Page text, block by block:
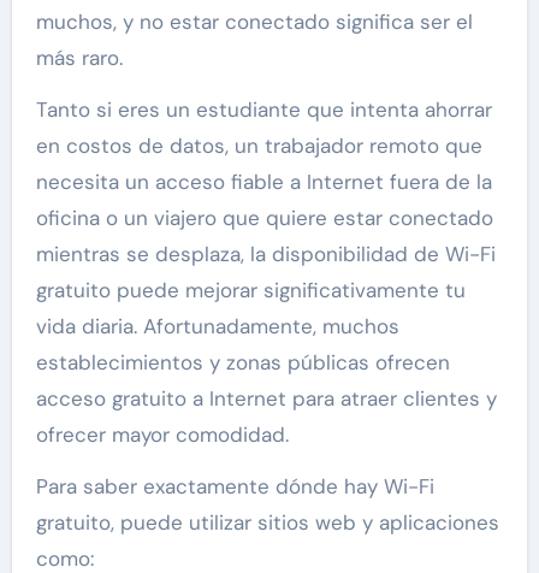
muchos, y no estar conectado significa ser el
más raro.
Tanto si eres un estudiante que intenta ahorrar
en costos de datos, un trabajador remoto que
necesita un acceso fiable a Internet fuera de la
oficina o un viajero que quiere estar conectado
mientras se desplaza, la disponibilidad de Wi-Fi
gratuito puede mejorar significativamente tu
vida diaria. Afortunadamente, muchos
establecimientos y zonas públicas ofrecen
acceso gratuito a Internet para atraer clientes y
ofrecer mayor comodidad.
Para saber exactamente dónde hay Wi-Fi
gratuito, puede utilizar sitios web y aplicaciones
como: